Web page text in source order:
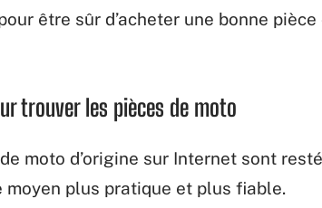
être sûr d’acheter une bonne pièce
trouver les pièces de moto
moto d’origine sur Internet sont
plus pratique et plus fiable.